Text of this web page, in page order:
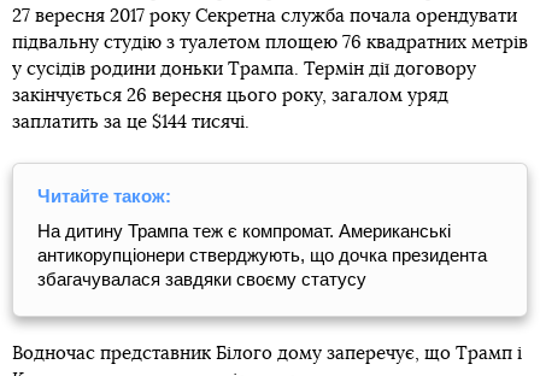
27 вересня 2017 року Секретна служба почала орендувати
підвальну студію з туалетом площею 76 квадратних метрів
у сусідів родини доньки Трампа. Термін дії договору
закінчується 26 вересня цього року, загалом уряд
заплатить за це $144 тисячі.
Читайте також:
На дитину Трампа теж є компромат. Американські
антикорупціонери стверджують, що дочка президента
збагачувалася завдяки своєму статусу
Водночас представник Білого дому заперечує, що Трамп і